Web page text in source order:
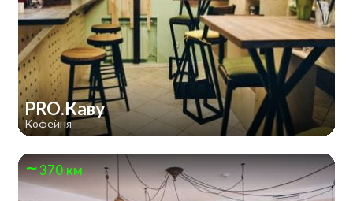
PRO.Каву
Кофейня
370 км